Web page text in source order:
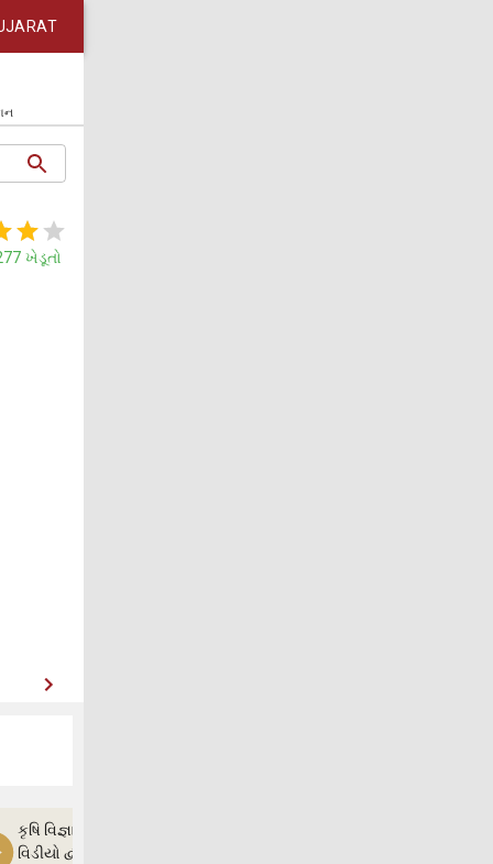
ખેડૂતો
કૃષિ વિજ્ઞાન
વિડીયો દ્વારા ખેતી